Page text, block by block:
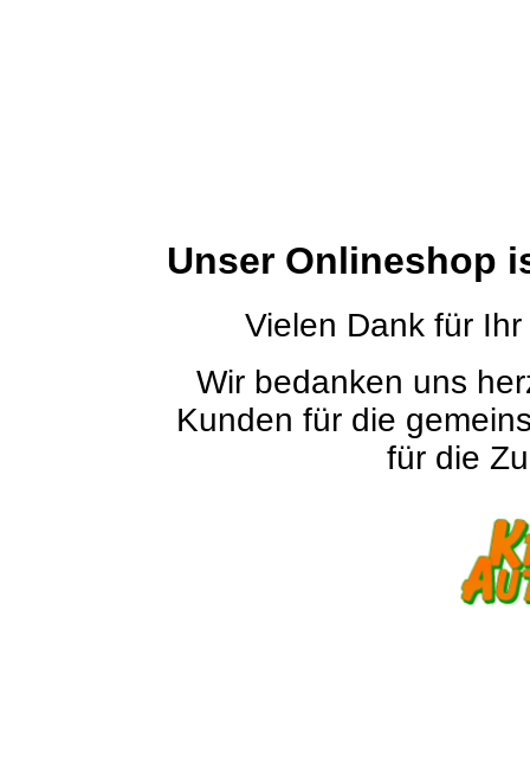
Unser Onlineshop
Vielen Dank für
Wir bedanken uns
Kunden für die
für die